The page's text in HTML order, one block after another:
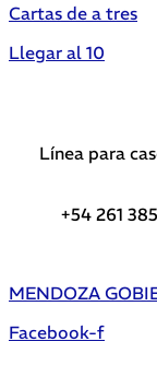
Cartas de a tres
Llegar al 10
Línea para
+54 261
MENDOZA
Facebook-f